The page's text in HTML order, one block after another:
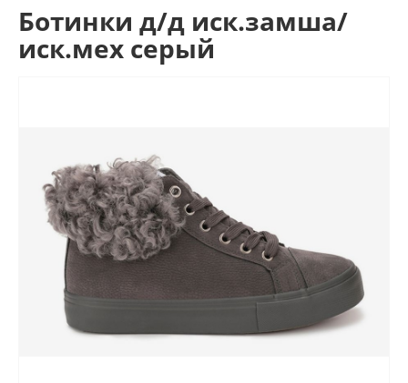
Ботинки д/д иск.замша/
иск.мех серый